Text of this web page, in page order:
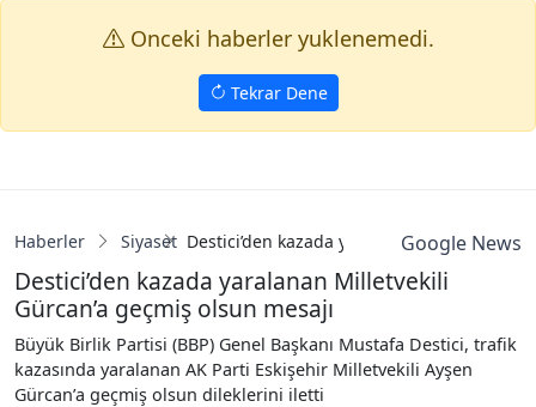
Onceki haberler yuklenemedi.
Tekrar Dene
Haberler Siyaset Destici’den kazada yaralanan Milletvekili
Google News
Destici’den kazada yaralanan Milletvekili
Gürcan’a geçmiş olsun mesajı
Büyük Birlik Partisi (BBP) Genel Başkanı Mustafa Destici, trafik
kazasında yaralanan AK Parti Eskişehir Milletvekili Ayşen
Gürcan’a geçmiş olsun dileklerini iletti